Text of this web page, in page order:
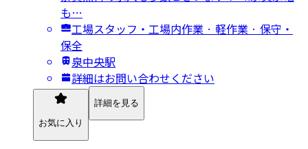
も…
工場スタッフ・工場内作業 · 軽作業 · 保守・
保全
泉中央駅
詳細はお問い合わせください
お気に入り
詳細を見る